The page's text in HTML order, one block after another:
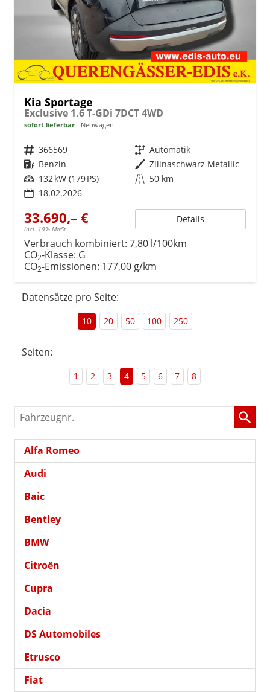
Kia Sportage
Exclusive 1.6 T-GDi 7DCT 4WD
sofort lieferbar Neuwagen
Fahrzeugnr. 366569 Getriebe Automatik
Kraftstoff Benzin Außenfarbe Zilinaschwarz Metallic
Leistung 132 kW (179 PS) Kilometerstand 50 km
18.02.2026
33.690,– €
incl. 19% MwSt.
Details
Verbrauch kombiniert: 7,80 l/100km
CO2-Klasse: G
CO2-Emissionen: 177,00 g/km
Datensätze pro Seite:
10 20 50 100 250
Seiten:
1 2 3 4 5 6 7 8
Fahrzeugnr.
Alfa Romeo
Audi
Baic
Bentley
BMW
Citroën
Cupra
Dacia
DS Automobiles
Etrusco
Fiat